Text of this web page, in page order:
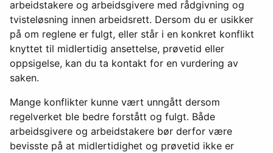
arbeidstakere og arbeidsgivere med rådgivning og
tvisteløsning innen arbeidsrett. Dersom du er usikker
på om reglene er fulgt, eller står i en konkret konflikt
knyttet til midlertidig ansettelse, prøvetid eller
oppsigelse, kan du ta kontakt for en vurdering av
saken.
Mange konflikter kunne vært unngått dersom
regelverket ble bedre forstått og fulgt. Både
arbeidsgivere og arbeidstakere bør derfor være
bevisste på at midlertidighet og prøvetid ikke er